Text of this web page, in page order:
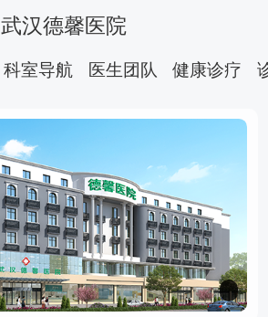
武汉德馨医院
科室导航 医生团队 健康诊疗